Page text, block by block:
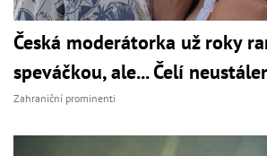
Česká moderátorka už roky
speváčkou, ale... Čelí
Zahraniční prominenti